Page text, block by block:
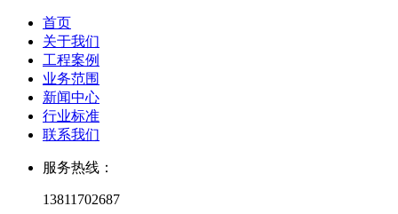
首页
关于我们
工程案例
业务范围
新闻中心
行业标准
联系我们
服务热线：
13811702687